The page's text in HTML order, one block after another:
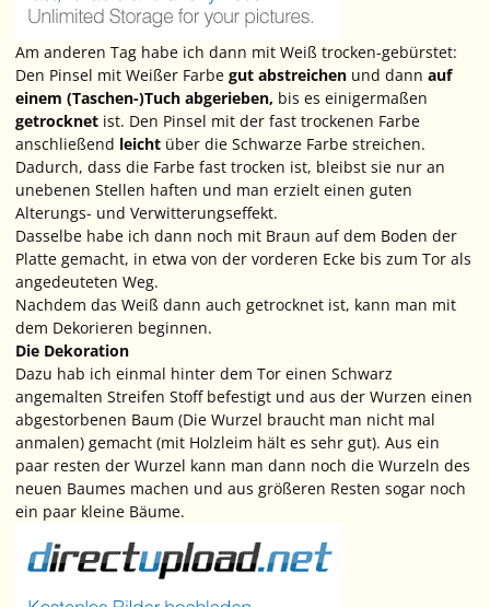
Am anderen Tag habe ich dann mit Weiß trocken-gebürstet:
Den Pinsel mit Weißer Farbe gut abstreichen und dann auf
einem (Taschen-)Tuch abgerieben, bis es einigermaßen
getrocknet ist. Den Pinsel mit der fast trockenen Farbe
anschließend leicht über die Schwarze Farbe streichen.
Dadurch, dass die Farbe fast trocken ist, bleibst sie nur an
unebenen Stellen haften und man erzielt einen guten
Alterungs- und Verwitterungseffekt.
Dasselbe habe ich dann noch mit Braun auf dem Boden der
Platte gemacht, in etwa von der vorderen Ecke bis zum Tor als
angedeuteten Weg.
Nachdem das Weiß dann auch getrocknet ist, kann man mit
dem Dekorieren beginnen.
Die Dekoration
Dazu hab ich einmal hinter dem Tor einen Schwarz
angemalten Streifen Stoff befestigt und aus der Wurzen einen
abgestorbenen Baum (Die Wurzel braucht man nicht mal
anmalen) gemacht (mit Holzleim hält es sehr gut). Aus ein
paar resten der Wurzel kann man dann noch die Wurzeln des
neuen Baumes machen und aus größeren Resten sogar noch
ein paar kleine Bäume.